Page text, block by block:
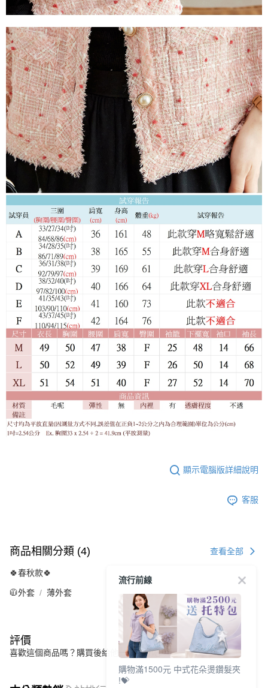
顯示電腦版詳細說明
客服
商品相關分類 (4) 查看全部
🍀春秋款🍀
🧥外套 薄外套
評價
喜歡這個商品嗎？購買後給他一個好評吧
流行前線
購物滿1500元 中式花朵燙鑽髮夾
!💝